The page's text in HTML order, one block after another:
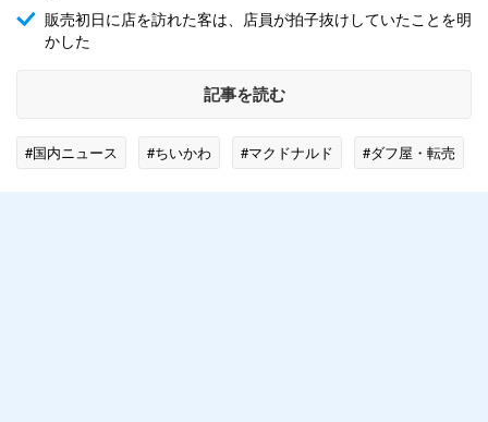
販売初日に店を訪れた客は、店員が拍子抜けしていたことを明
かした
記事を読む
#国内ニュース #ちいかわ #マクドナルド #ダフ屋・転売